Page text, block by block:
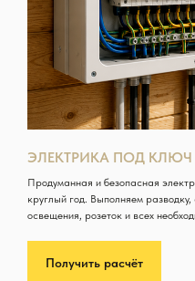
ЭЛЕКТРИКА ПОД КЛЮЧ
Продуманная и безопасная
круглый год. Выполняем
освещения, розеток и всех
Получить расчёт